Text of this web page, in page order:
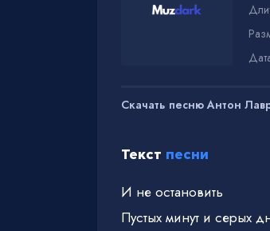
Скачать песню Антон
Текст песни
И не остановить
Пустых минут и серых